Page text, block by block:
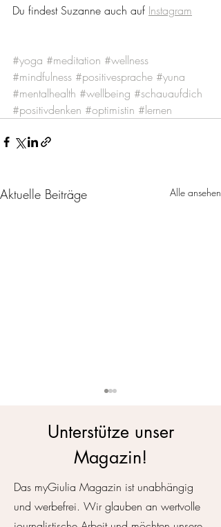
Du findest Suzanne auch auf Instagram
#yoga #meditation #wellness
#mindfulness #positivesprache #yuna
#mentalhealth #wellbeing #schauaufdich
#positivdenken #optimistin #lernen
Aktuelle Beiträge Alle ansehen
Vielleicht bin ich einfach
müde
Unterstütze unser
Magazin!
Das myGiulia Magazin ist unabhängig
und werbefrei. Wir glauben an wertvolle